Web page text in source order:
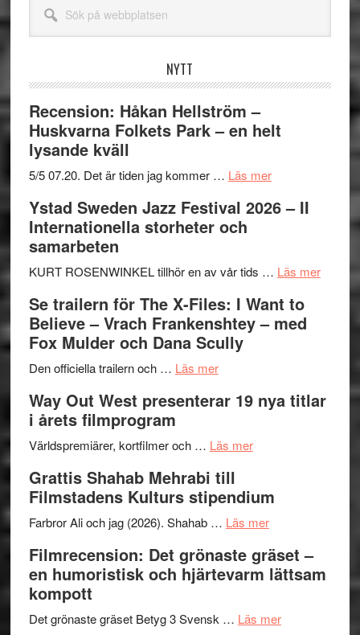
webbplatsen
NYTT
Recension: Håkan Hellström –
Huskvarna Folkets Park – en helt
lysande kväll
5/5 07.20. Det är tiden jag kommer … Läs merom
Håkan
Huskvarna
Park
–
kväll
Ystad Sweden Jazz Festival 2026 – II
Internationella storheter och
samarbeten
KURT ROSENWINKEL tillhör en av vår tids … Läs merom
Ystad
II
Se trailern för The X-Files: I Want to
Believe – Vrach Frankenshtey – med
Fox Mulder och Dana Scully
Den officiella trailern och … Läs merom
trailern
The
Files:
I
Want
Believe
–
Frankenshtey
Way Out West presenterar 19 nya titlar
i årets filmprogram
Världspremiärer, kortfilmer och … Läs merom
West
presenterar
nya
titlar
årets
Grattis Shahab Mehrabi till
Filmstadens Kulturs stipendium
Farbror Ali och jag (2026). Shahab … Läs merom
Shahab
Mehrabi
Filmstadens
Filmrecension: Det grönaste gräset –
en humoristisk och hjärtevarm lättsam
kompott
Det grönaste gräset Betyg 3 Svensk … Läs merom